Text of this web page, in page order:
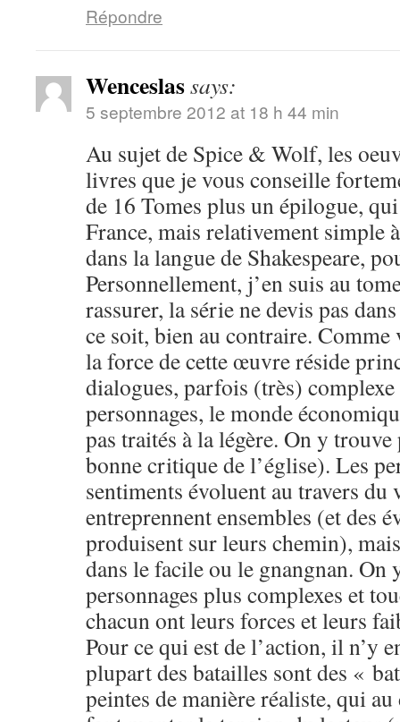
Répondre
Wenceslassays:
5 septembre 2012 at 18 h 44 min
Au sujet de Spice & Wolf, les
livres que je vous conseille
de 16 Tomes plus un épilogue,
France, mais relativement simple
dans la langue de Shakespeare,
Personnellement, j’en suis au
rassurer, la série ne devis pas
ce soit, bien au contraire. Comme
la force de cette œuvre réside
dialogues, parfois (très)
personnages, le monde
pas traités à la légère. On y
bonne critique de l’église). Les
sentiments évoluent au travers du
entreprennent ensembles (et des
produisent sur leurs chemin),
dans le facile ou le gnangnan. On
personnages plus complexes et
chacun ont leurs forces et leurs
Pour ce qui est de l’action, il n’y
plupart des batailles sont des «
peintes de manière réaliste, qui